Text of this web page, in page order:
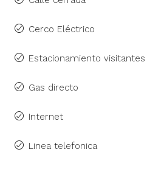
Cerco Eléctrico
Estacionamiento visitantes
Gas directo
Internet
Linea telefonica